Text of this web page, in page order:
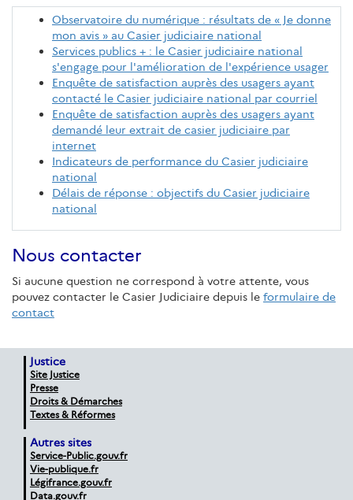
Observatoire du numérique : résultats de « Je donne
mon avis » au Casier judiciaire national
Services publics + : le Casier judiciaire national
s'engage pour l'amélioration de l'expérience usager
Enquête de satisfaction auprès des usagers ayant
contacté le Casier judiciaire national par courriel
Enquête de satisfaction auprès des usagers ayant
demandé leur extrait de casier judiciaire par
internet
Indicateurs de performance du Casier judiciaire
national
Délais de réponse : objectifs du Casier judiciaire
national
Nous contacter
Si aucune question ne correspond à votre attente, vous
pouvez contacter le Casier Judiciaire depuis le formulaire de
contact
Justice
Site Justice
Presse
Droits & Démarches
Textes & Réformes
Autres sites
Service-Public.gouv.fr
Vie-publique.fr
Légifrance.gouv.fr
Data.gouv.fr